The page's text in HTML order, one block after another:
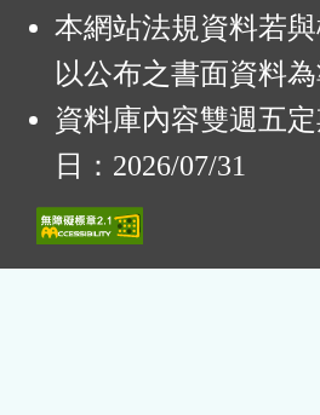
本網站法規資料若
以公布之書面資料為
資料庫內容雙週五
日：2026/07/31